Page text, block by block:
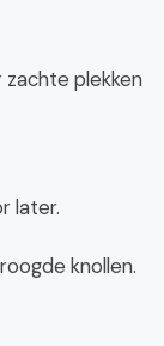
zachte plekken
later.
knollen.